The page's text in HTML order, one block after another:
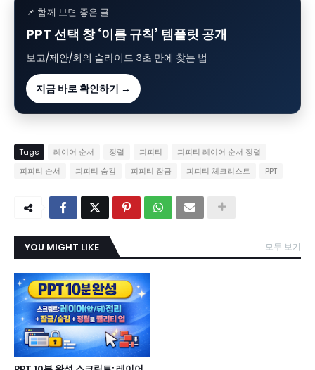
📌 함께 보면 좋은 글
PPT 선택 창 ‘이름 규칙’ 템플릿 공개
보고/제안/회의 슬라이드 3초 만에 찾는 법
지금 바로 확인하기 →
Tags 레이어 순서 정렬 피피티
피피티 레이어 순서 정렬
피피티 순서
피피티 숨김 피피티 잠금 피피티 체크리스트 PPT
YOU MIGHT LIKE 모두 보기